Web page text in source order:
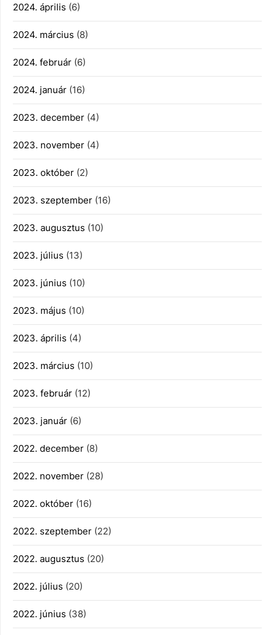
2024. április (6)
2024. március (8)
2024. február (6)
2024. január (16)
2023. december (4)
2023. november (4)
2023. október (2)
2023. szeptember (16)
2023. augusztus (10)
2023. július (13)
2023. június (10)
2023. május (10)
2023. április (4)
2023. március (10)
2023. február (12)
2023. január (6)
2022. december (8)
2022. november (28)
2022. október (16)
2022. szeptember (22)
2022. augusztus (20)
2022. július (20)
2022. június (38)